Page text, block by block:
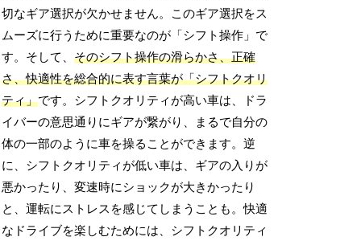
切なギア選択が欠かせません。このギア選択をス
ムーズに行うために重要なのが「シフト操作」で
す。そして、そのシフト操作の滑らかさ、正確
さ、快適性を総合的に表す言葉が「シフトクオリ
ティ」です。シフトクオリティが高い車は、ドラ
イバーの意思通りにギアが繋がり、まるで自分の
体の一部のように車を操ることができます。逆
に、シフトクオリティが低い車は、ギアの入りが
悪かったり、変速時にショックが大きかったり
と、運転にストレスを感じてしまうことも。快適
なドライブを楽しむためには、シフトクオリティ